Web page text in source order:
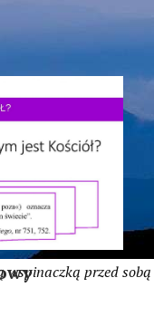
wspinaczką przed sobą